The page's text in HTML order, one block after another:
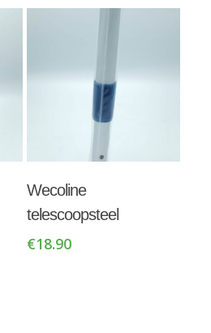
Winkelwagen
Wecoline
telescoopsteel
€18.90